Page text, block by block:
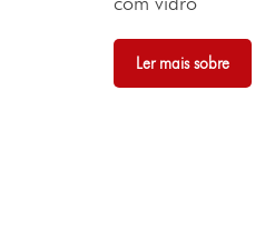
Ler mais sobre